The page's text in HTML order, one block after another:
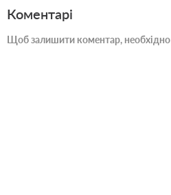
Коментарі
Щоб залишити коментар, необхідно